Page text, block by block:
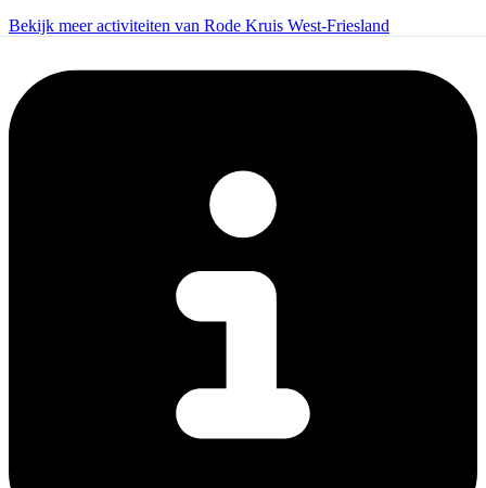
Bekijk meer activiteiten van Rode Kruis West-Friesland